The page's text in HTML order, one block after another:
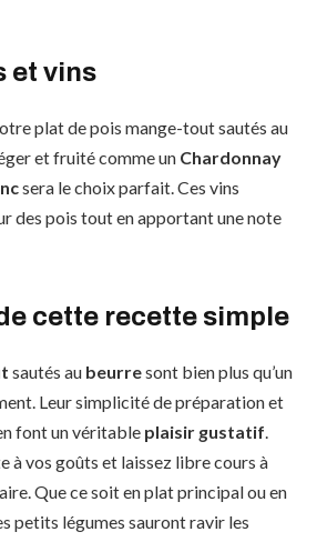
et vins
plat de pois mange-tout sautés au
et fruité comme un Chardonnay
sera le choix parfait. Ces vins
des pois tout en apportant une note
cette recette simple
sautés au beurresont bien plus qu’un
Leur simplicité de préparation et
font un véritable plaisir gustatif
à vos goûts et laissez libre cours à
Que ce soit en plat principal ou en
petits légumes sauront ravir les